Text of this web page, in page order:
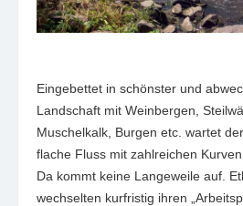
Eingebettet in schönster und
Landschaft mit Weinbergen,
Muschelkalk, Burgen etc. wartet
flache Fluss mit zahlreichen
Da kommt keine Langeweile auf.
wechselten kurfristig ihren